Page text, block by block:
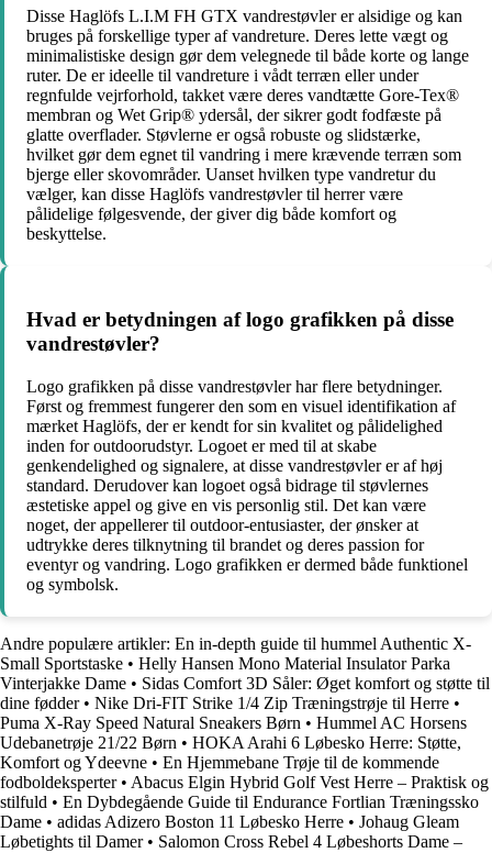
Disse Haglöfs L.I.M FH GTX vandrestøvler er alsidige og kan
bruges på forskellige typer af vandreture. Deres lette vægt og
minimalistiske design gør dem velegnede til både korte og lange
ruter. De er ideelle til vandreture i vådt terræn eller under
regnfulde vejrforhold, takket være deres vandtætte Gore-Tex®
membran og Wet Grip® ydersål, der sikrer godt fodfæste på
glatte overflader. Støvlerne er også robuste og slidstærke,
hvilket gør dem egnet til vandring i mere krævende terræn som
bjerge eller skovområder. Uanset hvilken type vandretur du
vælger, kan disse Haglöfs vandrestøvler til herrer være
pålidelige følgesvende, der giver dig både komfort og
beskyttelse.
Hvad er betydningen af logo grafikken på disse
vandrestøvler?
Logo grafikken på disse vandrestøvler har flere betydninger.
Først og fremmest fungerer den som en visuel identifikation af
mærket Haglöfs, der er kendt for sin kvalitet og pålidelighed
inden for outdoorudstyr. Logoet er med til at skabe
genkendelighed og signalere, at disse vandrestøvler er af høj
standard. Derudover kan logoet også bidrage til støvlernes
æstetiske appel og give en vis personlig stil. Det kan være
noget, der appellerer til outdoor-entusiaster, der ønsker at
udtrykke deres tilknytning til brandet og deres passion for
eventyr og vandring. Logo grafikken er dermed både funktionel
og symbolsk.
Andre populære artikler: En in-depth guide til hummel Authentic X-
Small Sportstaske • Helly Hansen Mono Material Insulator Parka
Vinterjakke Dame • Sidas Comfort 3D Såler: Øget komfort og støtte til
dine fødder• Nike Dri-FIT Strike 1/4 Zip Træningstrøje til Herre •
Puma X-Ray Speed Natural Sneakers Børn • Hummel AC Horsens
Udebanetrøje 21/22 Børn • HOKA Arahi 6 Løbesko Herre: Støtte,
Komfort og Ydeevne • En Hjemmebane Trøje til de kommende
fodboldeksperter• Abacus Elgin Hybrid Golf Vest Herre – Praktisk og
stilfuld • En Dybdegående Guide til Endurance Fortlian Træningssko
Dame • adidas Adizero Boston 11 Løbesko Herre • Johaug Gleam
Løbetights til Damer• Salomon Cross Rebel 4 Løbeshorts Dame –